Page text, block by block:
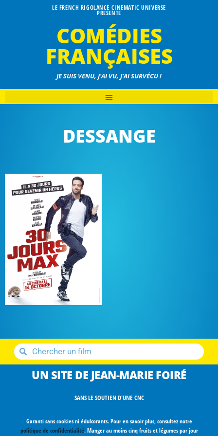
LE FRENCH RIGOLANCE CINEMATIC UNIVERSE
PRÉSENTE
COMÉDIES
FRANÇAISES
JE SUIS VENU, J'AI VU, J'AI SURVÉCU !
DESSANGE
UN SITE DE JEAN-MARIE FOIRÉ
SANS LE SOUTIEN D'UNE CNC
Garanti sans cookies ni édulcorants. Pour en savoir plus, consultez notre
politique de confidentialité. Manger au moins cinq fruits et légumes par jour